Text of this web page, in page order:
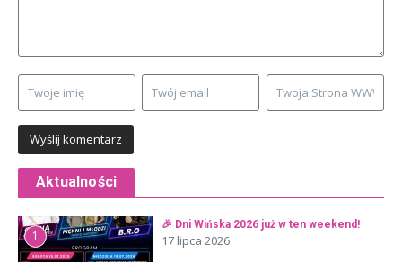
Aktualności
1
🎉 Dni Wińska 2026 już w ten weekend!
17 lipca 2026